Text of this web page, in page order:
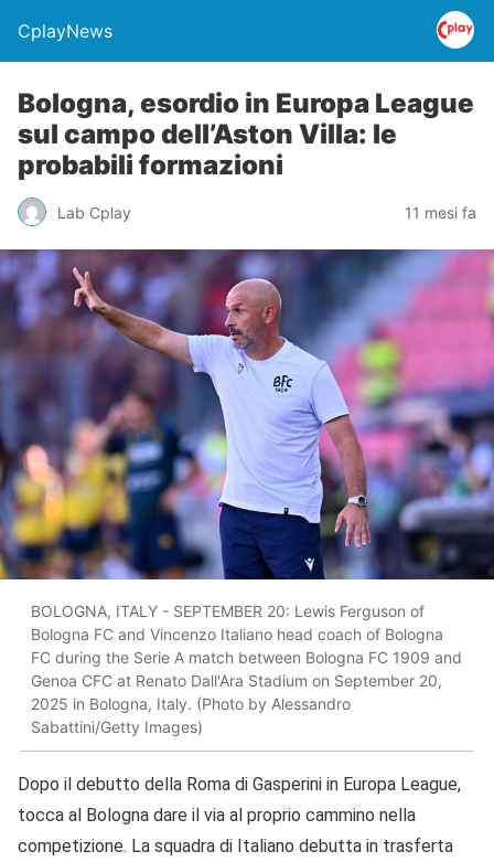
CplayNews
Bologna, esordio in Europa League
sul campo dell’Aston Villa: le
probabili formazioni
Lab Cplay 11 mesi fa
BOLOGNA, ITALY - SEPTEMBER 20: Lewis Ferguson of
Bologna FC and Vincenzo Italiano head coach of Bologna
FC during the Serie A match between Bologna FC 1909 and
Genoa CFC at Renato Dall'Ara Stadium on September 20,
2025 in Bologna, Italy. (Photo by Alessandro
Sabattini/Getty Images)
Dopo il debutto della Roma di Gasperini in Europa League,
tocca al Bologna dare il via al proprio cammino nella
competizione. La squadra di Italiano debutta in trasferta